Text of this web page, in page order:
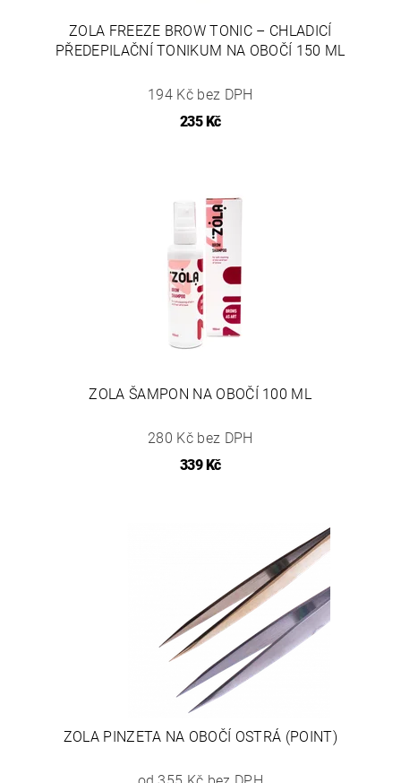
ZOLA FREEZE BROW TONIC – CHLADICÍ
PŘEDEPILAČNÍ TONIKUM NA OBOČÍ 150 ML
194 Kč bez DPH
235 Kč
ZOLA ŠAMPON NA OBOČÍ 100 ML
280 Kč bez DPH
339 Kč
ZOLA PINZETA NA OBOČÍ OSTRÁ (POINT)